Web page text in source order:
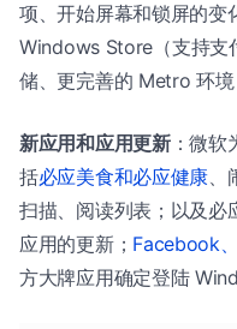
项、开始屏幕和锁屏的变
Windows Store（支持支
储、更完善的 Metro 环境
新应用和应用更新：微软
括必应美食和必应健康、
扫描、阅读列表；以及必
应用的更新； Facebook
方大牌应用确定登陆